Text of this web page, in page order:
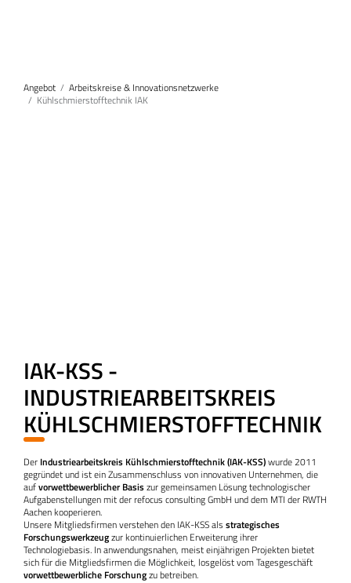
Angebot
Arbeitskreise & Innovationsnetzwerke
Kühlschmierstofftechnik IAK
IAK-KSS -
INDUSTRIEARBEITSKREIS
KÜHLSCHMIERSTOFFTECHNIK
Der Industriearbeitskreis Kühlschmierstofftechnik (IAK-KSS)wurde 2011
gegründet und ist ein Zusammenschluss von innovativen Unternehmen, die
aufvorwettbewerblicher Basiszur gemeinsamen Lösung technologischer
Aufgabenstellungen mit der refocus consulting GmbH und dem MTI der RWTH
Aachen kooperieren.​
Unsere Mitgliedsfirmen verstehen den IAK-KSS als strategisches
Forschungswerkzeugzur kontinuierlichen Erweiterung ihrer
Technologiebasis. In anwendungsnahen, meist einjährigen Projekten bietet
sich für die Mitgliedsfirmen die Möglichkeit, losgelöst vom Tagesgeschäft
vorwettbewerbliche Forschungzu betreiben.